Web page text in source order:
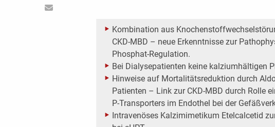
Kombination aus
CKD-MBD – neue Erkenntnisse zur
Phosphat-Regulation.
Bei Dialysepatienten keine kalziumhältigen
Hinweise auf Mortalitätsreduktion durch
Patienten – Link zur CKD-MBD durch Rolle
P-Transporters im Endothel bei der
Intravenöses Kalzimimetikum Etelcalcetid